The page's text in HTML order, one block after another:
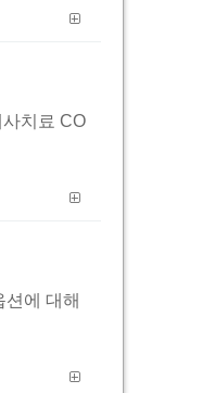
치료 CO
에 대해